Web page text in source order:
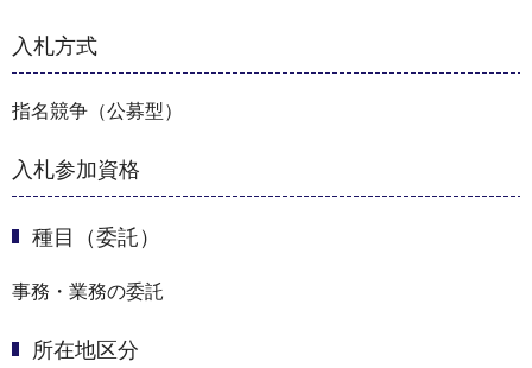
入札方式
指名競争（公募型）
入札参加資格
種目（委託）
事務・業務の委託
所在地区分